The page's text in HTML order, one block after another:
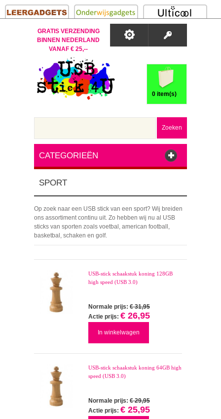
GRATIS VERZENDING
BINNEN NEDERLAND
VANAF € 25,--
0 item(s)
Zoeken
CATEGORIEËN
SPORT
Op zoek naar een USB stick van een sport? Wij breiden
ons assortiment continu uit. Zo hebben wij nu al USB
sticks van sporten zoals voetbal, american football,
basketbal, schaken en golf.
USB-stick schaakstuk koning 128GB
high speed (USB 3.0)
Normale prijs: € 31,95
Actie prijs: € 26,95
In winkelwagen
USB-stick schaakstuk koning 64GB high
speed (USB 3.0)
Normale prijs: € 29,95
Actie prijs: € 25,95